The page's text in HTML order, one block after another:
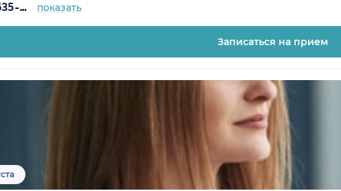
+7 (812) 635-11-79 показать
Записаться на прием